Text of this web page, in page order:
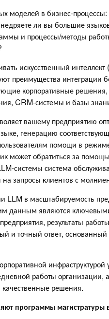
моделей в бизнес-
ли вы большие
и процессы/методы
искусственный
преимущества
корпоративные
CRM-системы и базы
вашему предприятию
генерацию
помощи в
может обратиться за
системы система
на запросы клиентов с
LLM в масштабируемость
данным являются
результаты
и точный ответ,
работы организации,
решения.
программы магистратуры